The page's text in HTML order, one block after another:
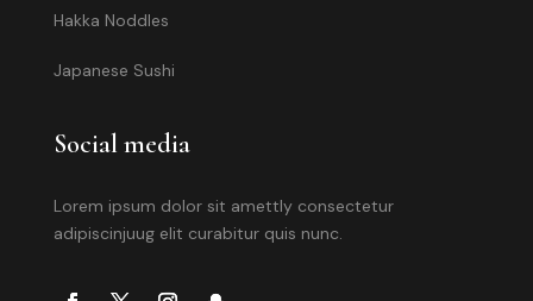
Hakka Noddles
Japanese Sushi
Social media
Lorem ipsum dolor sit amettly consectetur
adipiscinjuug elit curabitur quis nunc.